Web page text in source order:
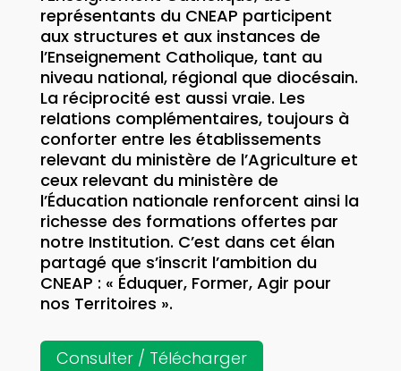
représentants du CNEAP participent
aux structures et aux instances de
l’Enseignement Catholique, tant au
niveau national, régional que diocésain.
La réciprocité est aussi vraie. Les
relations complémentaires, toujours à
conforter entre les établissements
relevant du ministère de l’Agriculture et
ceux relevant du ministère de
l’Éducation nationale renforcent ainsi la
richesse des formations offertes par
notre Institution. C’est dans cet élan
partagé que s’inscrit l’ambition du
CNEAP : « Éduquer, Former, Agir pour
nos Territoires ».
Consulter / Télécharger